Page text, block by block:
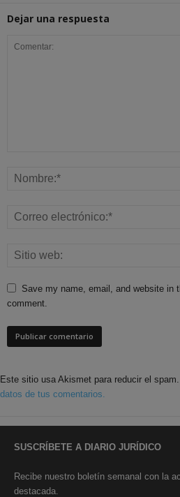
Dejar una respuesta
Save my name, email, and website in
comment.
Este sitio usa Akismet para reducir el spam.
datos de tus comentarios.
SUSCRÍBETE A DIARIO JURÍDICO
Recibe nuestro boletín semanal con la
destacada.